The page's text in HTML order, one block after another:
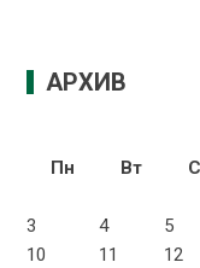
АРХИВ
Пн
Вт
3
4 5
10
11 12